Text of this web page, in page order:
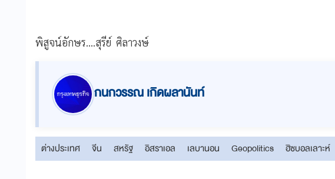
พิสูจน์อักษร....สุรีย์ ศิลาวงษ์
กนกวรรณ เกิดผลานันท์
ต่างประเทศ จีน สหรัฐ อิสราเอล เลบานอน Geopolitics ฮิซบอลเลาะห์